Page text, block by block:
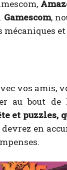
Gamescom,
mécaniques
vos amis,
au bout de
et puzzles,
devrez en